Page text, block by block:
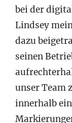
bei der
Lindsey
dazu
seinen
unser Team
innerhalb